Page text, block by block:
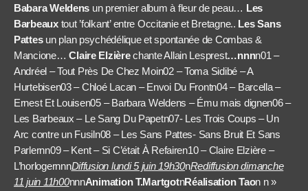
Babara Weldens un premier album à fleur de peau… Les
Barbeaux tout ’folkant’ entre Occitanie et Bretagne.. Les Sans
Pattesun plan psychédélique et spontanée de Combas &
Mancione…Claire Elzièrechante Allain Lesprest…nnnn01 –
Andréel – Tout Près De Chez Moin02 – Toma Sidibé – A
Hurtebisen03 – Chloé Lacan – Envoi Du Frontn04 – Barcella –
Ernest Et Louisen05 – Barbara Weldens – Ému mais dignen06 –
Les Barbeaux – Le Sang Du Papetn07- Les Trois Coups – Un
Arc contre un Fusiln08 – Les Sans Pattes- Sans Bruit Et Sans
Parlernn09 – Kent – Si C’était À Refairen10 – Claire Elzière –
L’horlogernnnDiffusion lundi 5 juin 19h30nRediffusion dimanche
11 juin 11h00nnnAnimation T.MartgotnRéalisation Taon n »